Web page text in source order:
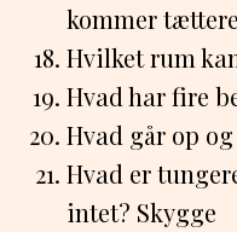
kommer
Hvilket rum
Hvad har fire
Hvad går op
Hvad er
intet? Skygge